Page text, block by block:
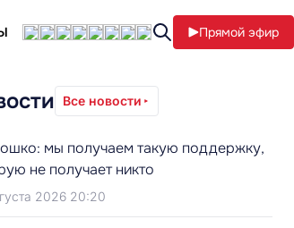
Прямой эфир
Все новости
мы получаем такую поддержку,
не получает никто
2026 20:20